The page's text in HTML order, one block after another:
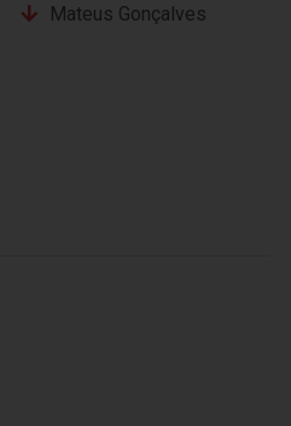
Mateus Gonçalves